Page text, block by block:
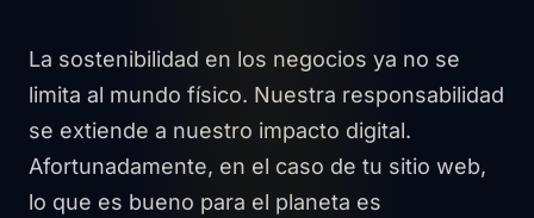
La sostenibilidad en los negocios ya no se
limita al mundo físico. Nuestra responsabilidad
se extiende a nuestro impacto digital.
Afortunadamente, en el caso de tu sitio web,
lo que es bueno para el planeta es